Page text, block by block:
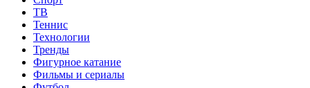
ТВ
Теннис
Технологии
Тренды
Фигурное катание
Фильмы и сериалы